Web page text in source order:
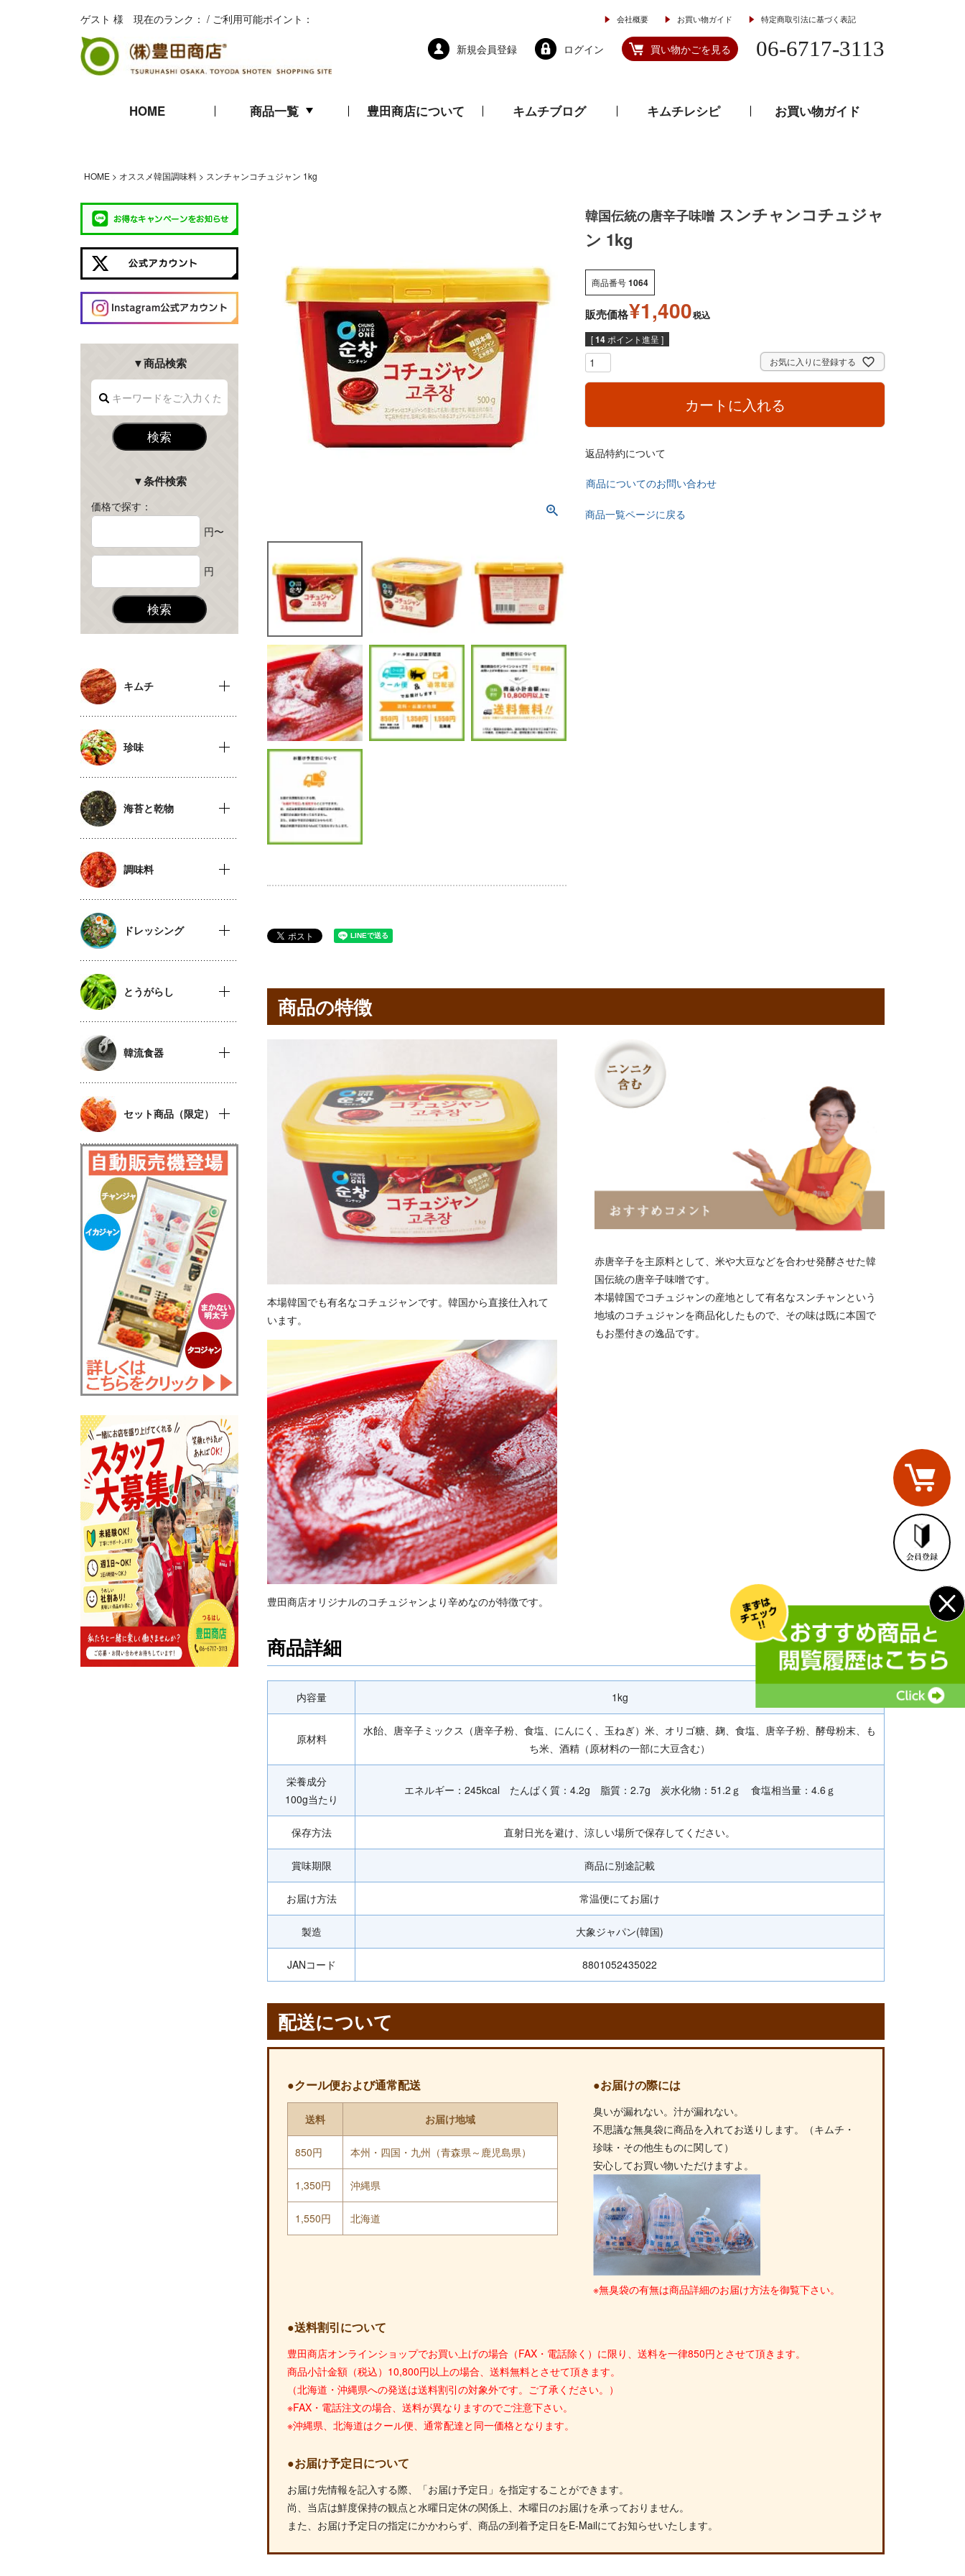
ゲスト 様 現在のランク： / ご利用可能ポイント： 会社概要 お買い物ガイド 特定商取引法に基づく表記
新規会員登録 ログイン 買い物かごを見る 06-6717-3113
HOME 商品一覧 豊田商店について キムチブログ キムチレシピ お買い物ガイド
HOME オススメ韓国調味料 スンチャンコチュジャン 1kg
▼商品検索
検索
▼条件検索
価格で探す：
円〜
円
検索
キムチ
珍味
海苔と乾物
調味料
ドレッシング
とうがらし
韓流食器
セット商品（限定）
韓国伝統の唐辛子味噌 スンチャンコチュジャ
ン 1kg
商品番号1064
販売価格¥1,400税込
[14 ポイント進呈 ]
お気に入りに登録する
カートに入れる
返品特約について
商品についてのお問い合わせ
商品一覧ページに戻る
商品の特徴
本場韓国でも有名なコチュジャンです。韓国から直接仕入れて
います。
豊田商店オリジナルのコチュジャンより辛めなのが特徴です。
赤唐辛子を主原料として、米や大豆などを合わせ発酵させた韓
国伝統の唐辛子味噌です。
本場韓国でコチュジャンの産地として有名なスンチャンという
地域のコチュジャンを商品化したもので、その味は既に本国で
もお墨付きの逸品です。
商品詳細
内容量 1kg
原材料
水飴、唐辛子ミックス（唐辛子粉、食塩、にんにく、玉ねぎ）米、オリゴ糖、麹、食塩、唐辛子粉、酵母粉末、も
ち米、酒精（原材料の一部に大豆含む）
栄養成分
100g当たり
エネルギー：245kcal たんぱく質：4.2g 脂質：2.7g 炭水化物：51.2ｇ 食塩相当量：4.6ｇ
保存方法 直射日光を避け、涼しい場所で保存してください。
賞味期限 商品に別途記載
お届け方法 常温便にてお届け
製造 大象ジャパン(韓国)
JANコード 8801052435022
配送について
●クール便および通常配送
送料 お届け地域
850円 本州・四国・九州（青森県～鹿児島県）
1,350円 沖縄県
1,550円 北海道
●お届けの際には
臭いが漏れない。汁が漏れない。
不思議な無臭袋に商品を入れてお送りします。（キムチ・
珍味・その他生ものに関して）
安心してお買い物いただけますよ。
※無臭袋の有無は商品詳細のお届け方法を御覧下さい。
●送料割引について
豊田商店オンラインショップでお買い上げの場合（FAX・電話除く）に限り、送料を一律850円とさせて頂きます。
商品小計金額（税込）10,800円以上の場合、送料無料とさせて頂きます。
（北海道・沖縄県への発送は送料割引の対象外です。ご了承ください。）
※FAX・電話注文の場合、送料が異なりますのでご注意下さい。
※沖縄県、北海道はクール便、通常配達と同一価格となります。
●お届け予定日について
お届け先情報を記入する際、「お届け予定日」を指定することができます。
尚、当店は鮮度保持の観点と水曜日定休の関係上、木曜日のお届けを承っておりません。
また、お届け予定日の指定にかかわらず、商品の到着予定日をE-Mailにてお知らせいたします。